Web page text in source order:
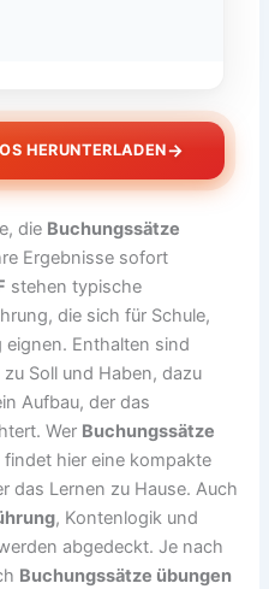
HERUNTERLADEN→
die Buchungssätze
Ergebnisse sofort
stehen typische
die sich für Schule,
Enthalten sind
Soll und Haben, dazu
Aufbau, der das
Wer Buchungssätze
findet hier eine kompakte
das Lernen zu Hause. Auch
, Kontenlogik und
abgedeckt. Je nach
Buchungssätze übungen